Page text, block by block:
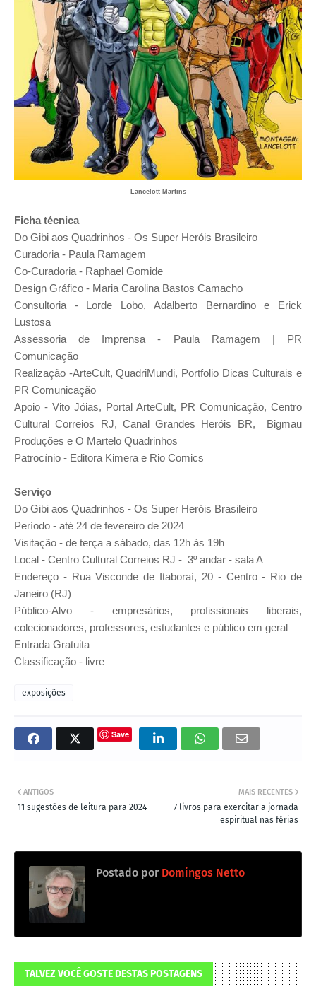
Lancelott Martins
Ficha técnica
Do Gibi aos Quadrinhos - Os Super Heróis Brasileiro
Curadoria - Paula Ramagem
Co-Curadoria - Raphael Gomide
Design Gráfico - Maria Carolina Bastos Camacho
Consultoria - Lorde Lobo, Adalberto Bernardino e Erick
Lustosa
Assessoria de Imprensa - Paula Ramagem | PR
Comunicação
Realização -ArteCult, QuadriMundi, Portfolio Dicas Culturais e
PR Comunicação
Apoio - Vito Jóias, Portal ArteCult, PR Comunicação, Centro
Cultural Correios RJ, Canal Grandes Heróis BR, Bigmau
Produções e O Martelo Quadrinhos
Patrocínio - Editora Kimera e Rio Comics
Serviço
Do Gibi aos Quadrinhos - Os Super Heróis Brasileiro
Período - até 24 de fevereiro de 2024
Visitação - de terça a sábado, das 12h às 19h
Local - Centro Cultural Correios RJ - 3º andar - sala A
Endereço - Rua Visconde de Itaboraí, 20 - Centro - Rio de
Janeiro (RJ)
Público-Alvo - empresários, profissionais liberais,
colecionadores, professores, estudantes e público em geral
Entrada Gratuita
Classificação - livre
exposições
Save
MAIS RECENTES
7 livros para exercitar a jornada
espiritual nas férias
ANTIGOS
11 sugestões de leitura para 2024
Postado por Domingos Netto
TALVEZ VOCÊ GOSTE DESTAS POSTAGENS